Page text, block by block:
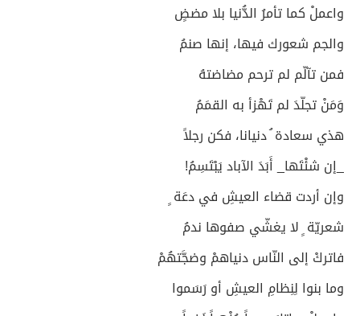
واعملْ كما تأمرُ الدُّنيا بلا مضضٍ
والجم شعورك فيها، إنها صنمُ
فمن تآلّم لم ترحم مضاضتهُ
وَمَنْ تجلّدَ لم تَهْزأ به القمَمُ
هذي سعادة ُ دنيانا، فكن رجلاً
_إن شئْتَها_ أَبَدَ الآباد يَبْتَسِمُ!
وإن أردت قضاء العيشِ في دعَة ٍ
شعريّة ٍ لا يغشّي صفوها ندمُ
فاتركْ إلى النّاس دنياهمْ وضجَّتهُمْ
وما بنوا لِنِظامِ العيشِ أو رَسَموا